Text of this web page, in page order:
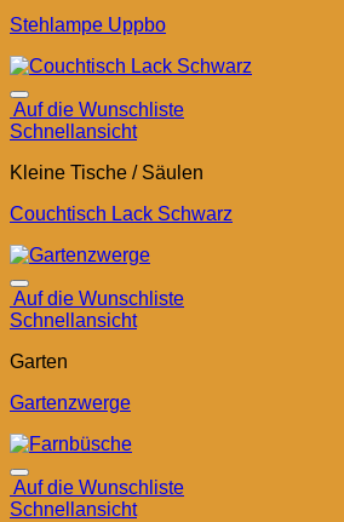
Stehlampe Uppbo
Auf die Wunschliste
Schnellansicht
Kleine Tische / Säulen
Couchtisch Lack Schwarz
Auf die Wunschliste
Schnellansicht
Garten
Gartenzwerge
Auf die Wunschliste
Schnellansicht